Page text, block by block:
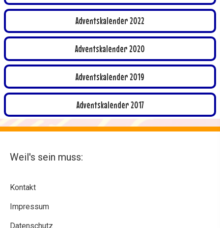
Adventskalender 2022
Adventskalender 2020
Adventskalender 2019
Adventskalender 2017
Weil's sein muss:
Kontakt
Impressum
Datenschutz